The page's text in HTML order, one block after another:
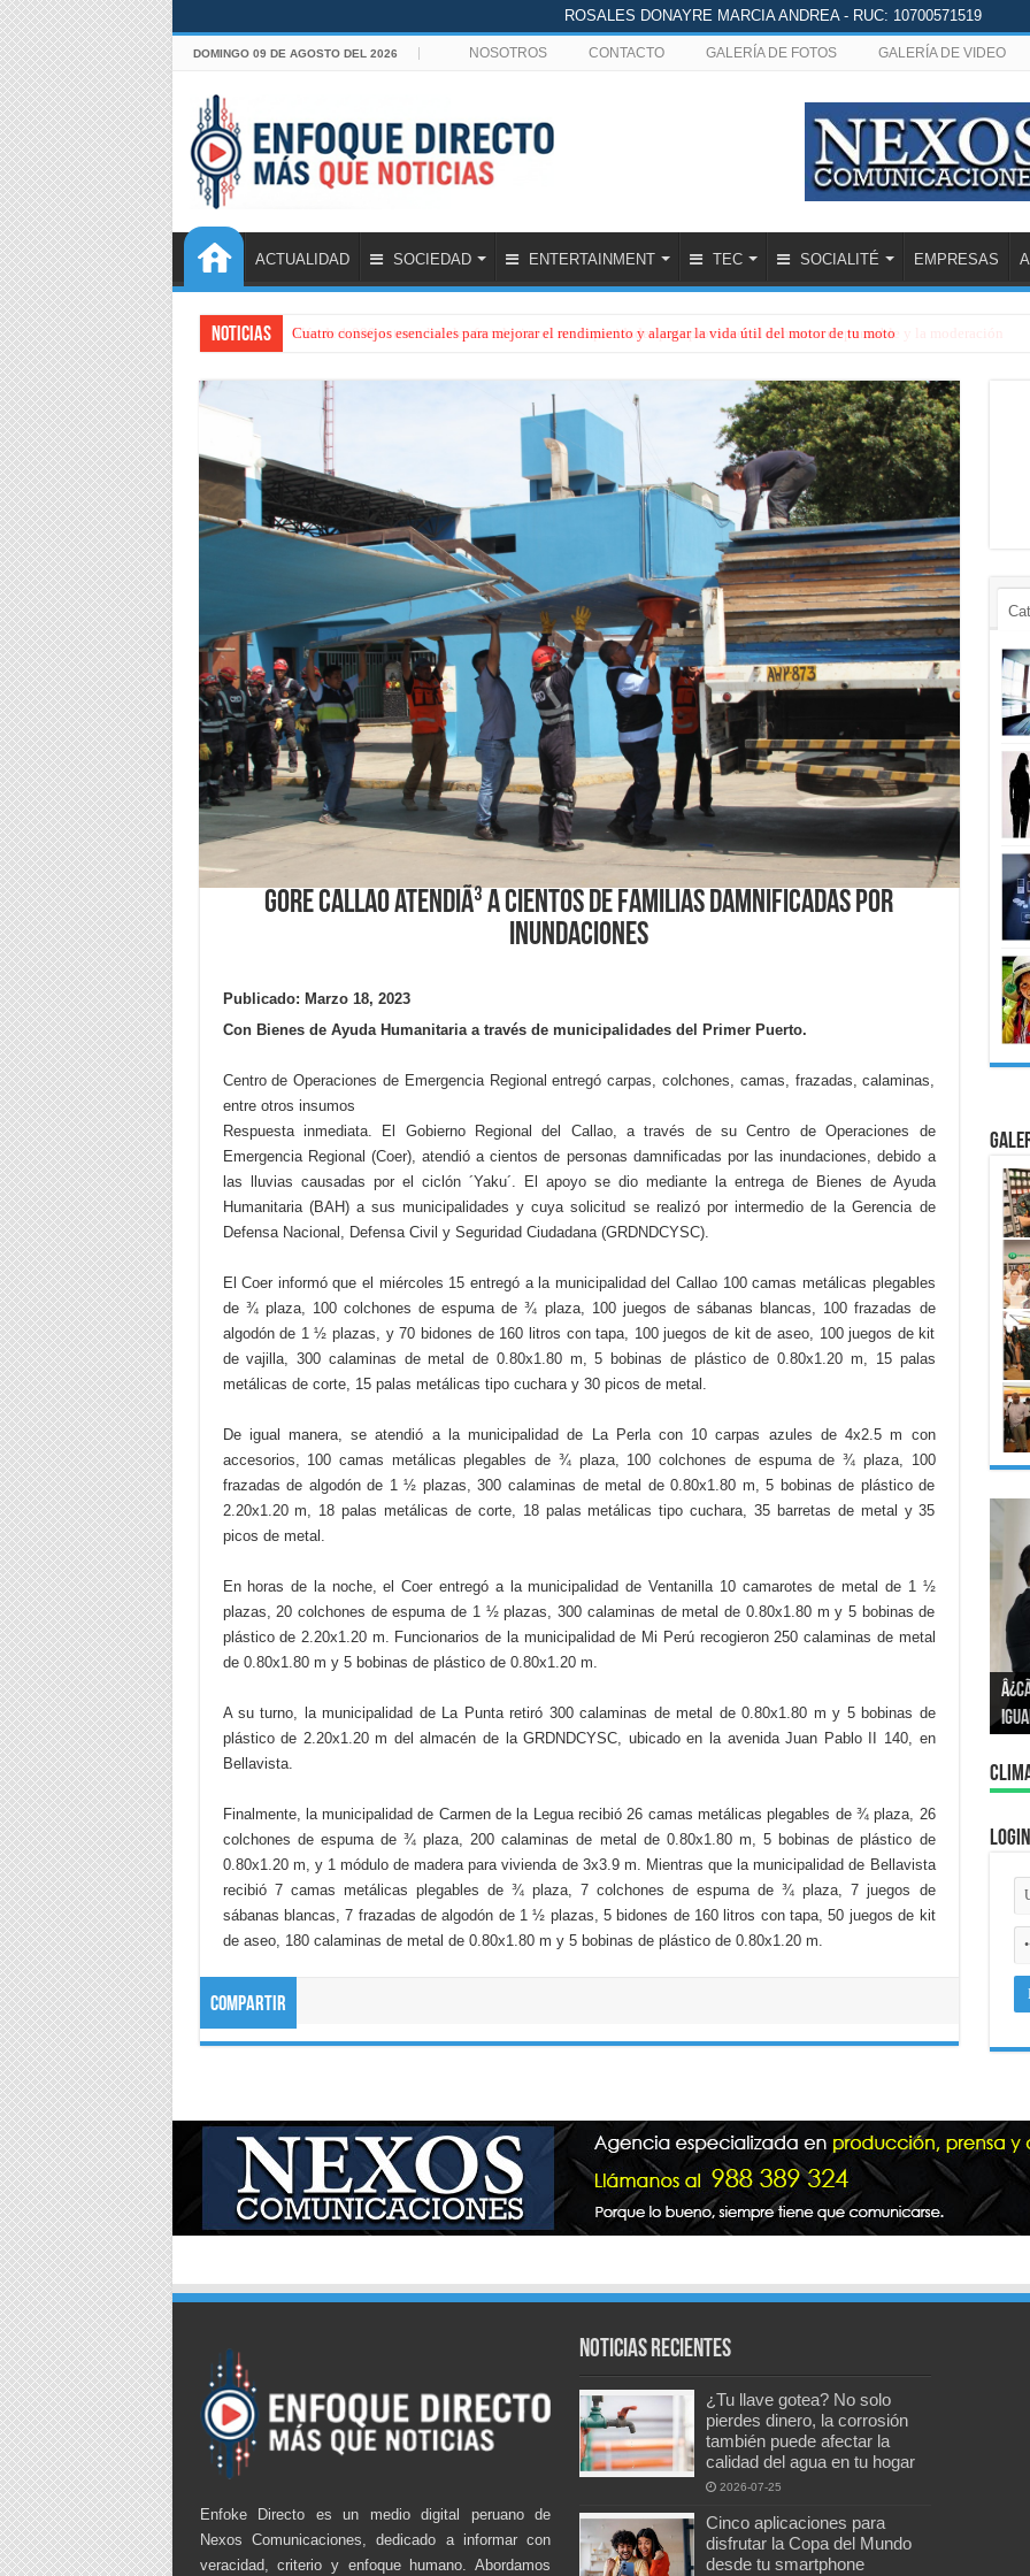
ROSALES DONAYRE MARCIA ANDREA - RUC: 10700571519
DOMINGO 09 DE AGOSTO DEL 2026 NOSOTROS CONTACTO GALERÍA DE FOTOS GALERÍA DE VIDEO
ACTUALIDAD SOCIEDAD ENTERTAINMENT TEC SOCIALITÉ EMPRESAS
Noticias Cuatro consejos esenciales para mejorar el rendimiento y alargar la vida útil del motor de tu moto
Gore Callao atendiÃ³ a cientos de familias damnificadas por
inundaciones
Publicado: Marzo 18, 2023
Con Bienes de Ayuda Humanitaria a través de municipalidades del Primer Puerto.
Centro de Operaciones de Emergencia Regional entregó carpas, colchones, camas, frazadas, calaminas,
entre otros insumos
Respuesta inmediata. El Gobierno Regional del Callao, a través de su Centro de Operaciones de
Emergencia Regional (Coer), atendió a cientos de personas damnificadas por las inundaciones, debido a
las lluvias causadas por el ciclón ´Yaku´. El apoyo se dio mediante la entrega de Bienes de Ayuda
Humanitaria (BAH) a sus municipalidades y cuya solicitud se realizó por intermedio de la Gerencia de
Defensa Nacional, Defensa Civil y Seguridad Ciudadana (GRDNDCYSC).
El Coer informó que el miércoles 15 entregó a la municipalidad del Callao 100 camas metálicas plegables
de ¾ plaza, 100 colchones de espuma de ¾ plaza, 100 juegos de sábanas blancas, 100 frazadas de
algodón de 1 ½ plazas, y 70 bidones de 160 litros con tapa, 100 juegos de kit de aseo, 100 juegos de kit
de vajilla, 300 calaminas de metal de 0.80x1.80 m, 5 bobinas de plástico de 0.80x1.20 m, 15 palas
metálicas de corte, 15 palas metálicas tipo cuchara y 30 picos de metal.
De igual manera, se atendió a la municipalidad de La Perla con 10 carpas azules de 4x2.5 m con
accesorios, 100 camas metálicas plegables de ¾ plaza, 100 colchones de espuma de ¾ plaza, 100
frazadas de algodón de 1 ½ plazas, 300 calaminas de metal de 0.80x1.80 m, 5 bobinas de plástico de
2.20x1.20 m, 18 palas metálicas de corte, 18 palas metálicas tipo cuchara, 35 barretas de metal y 35
picos de metal.
En horas de la noche, el Coer entregó a la municipalidad de Ventanilla 10 camarotes de metal de 1 ½
plazas, 20 colchones de espuma de 1 ½ plazas, 300 calaminas de metal de 0.80x1.80 m y 5 bobinas de
plástico de 2.20x1.20 m. Funcionarios de la municipalidad de Mi Perú recogieron 250 calaminas de metal
de 0.80x1.80 m y 5 bobinas de plástico de 0.80x1.20 m.
A su turno, la municipalidad de La Punta retiró 300 calaminas de metal de 0.80x1.80 m y 5 bobinas de
plástico de 2.20x1.20 m del almacén de la GRDNDCYSC, ubicado en la avenida Juan Pablo II 140, en
Bellavista.
Finalmente, la municipalidad de Carmen de la Legua recibió 26 camas metálicas plegables de ¾ plaza, 26
colchones de espuma de ¾ plaza, 200 calaminas de metal de 0.80x1.80 m, 5 bobinas de plástico de
0.80x1.20 m, y 1 módulo de madera para vivienda de 3x3.9 m. Mientras que la municipalidad de Bellavista
recibió 7 camas metálicas plegables de ¾ plaza, 7 colchones de espuma de ¾ plaza, 7 juegos de
sábanas blancas, 7 frazadas de algodón de 1 ½ plazas, 5 bidones de 160 litros con tapa, 50 juegos de kit
de aseo, 180 calaminas de metal de 0.80x1.80 m y 5 bobinas de plástico de 0.80x1.20 m.
Compartir
Login
Enfoke Directo es un medio digital peruano de
Nexos Comunicaciones, dedicado a informar con
veracidad, criterio y enfoque humano. Abordamos
Noticias recientes
¿Tu llave gotea? No solo
pierdes dinero, la corrosión
también puede afectar la
calidad del agua en tu hogar
2026-07-25
Cinco aplicaciones para
disfrutar la Copa del Mundo
desde tu smartphone